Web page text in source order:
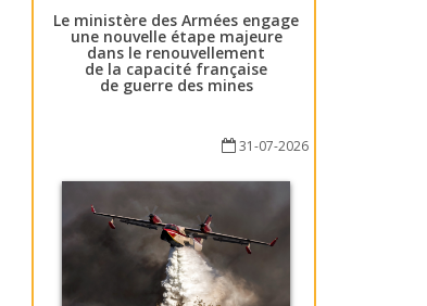
Le ministère des Armées engage
une nouvelle étape majeure
dans le renouvellement
de la capacité française
de guerre des mines
31-07-2026